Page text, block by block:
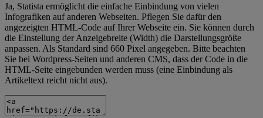
Ja, Statista ermöglicht die einfache Einbindung von vielen
Infografiken auf anderen Webseiten. Pflegen Sie dafür den
angezeigten HTML-Code auf Ihrer Webseite ein. Sie können durch
die Einstellung der Anzeigebreite (Width) die Darstellungsgröße
anpassen. Als Standard sind 660 Pixel angegeben. Bitte beachten
Sie bei Wordpress-Seiten und anderen CMS, dass der Code in die
HTML-Seite eingebunden werden muss (eine Einbindung als
Artikeltext reicht nicht aus).